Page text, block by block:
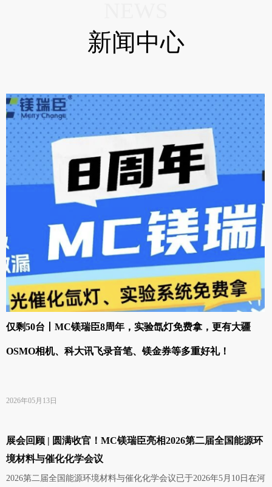
仅剩50台丨MC镁瑞臣8周年，实验氙灯免费拿，更有大疆
OSMO相机、科大讯飞录音笔、镁金券等多重好礼！
2026年05月13日
展会回顾 | 圆满收官！MC镁瑞臣亮相2026第二届全国能源环
境材料与催化化学会议
2026第二届全国能源环境材料与催化化学会议已于2026年5月10日在河
新闻中心